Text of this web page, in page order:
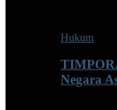
Hukum
Negara